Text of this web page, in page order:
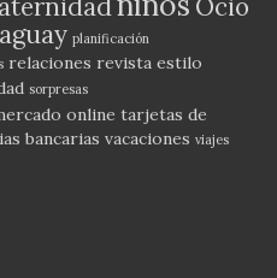
Ocio
planificación
relaciones revista estilo
sorpresas
online tarjetas de
bancarias vacaciones viajes